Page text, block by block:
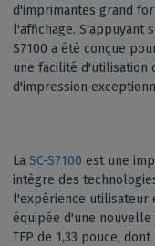
d'imprimantes grand
l'affichage. S'appuyant
S7100 a été conçue
une facilité d'utilisation
d'impression
La SC-S7100 est une
intègre des
l'expérience utilisateur
équipée d'une nouvelle
TFP de 1,33 pouce,